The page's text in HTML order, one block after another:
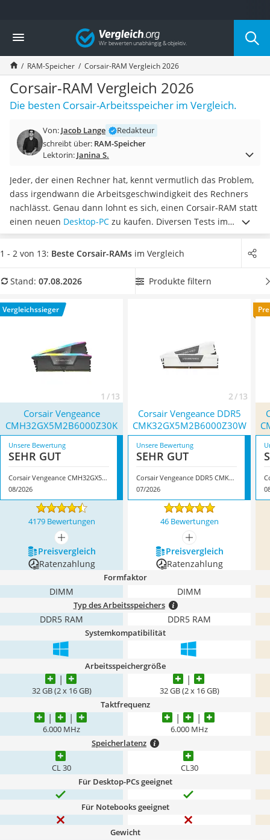
Die beliebtesten Vergleiche nach Kategorie
Elektronik
Powerstation
Monitor 32 Zoll 4K
Fernseher
Drucker
Desktop-PC
Diascanner
Laser-Multifunktionsdrucker
Powerstation mit Solarpanel
Gaming-PC
Soundbar
17-Zoll-Laptop
Satellitenschüssel
Gaming-Headset
Tablets unter 200 Euro
Lichtwecker
Acer Aspire
Vergleich
RAM-Speicher Corsair-RAM Vergleich 2026
Corsair-RAM Vergleich 2026
Die besten Corsair-Arbeitsspeicher im Vergleich.
Von: Jacob Lange
Redakteur
schreibt über: RAM-Speicher
Lektorin: Janina S.
Jeder, der einen Rechner hat, kennt vermutlich das Problem,
dass irgendwann die Arbeitsgeschwindigkeit des Rechners
nachlässt. Genau dann lohnt es sich, einen Corsair-RAM statt
einen neuen Desktop-PC zu kaufen. Diversen Tests im
Internet zufolge können Sie mit einem qualitativen RAM von
Corsairdie Arbeitsgeschwindigkeit Ihres Computers deutlich
einenCorsair-RAM mit großem Arbeitsspeicher, um die
hat uns hier im August 2026 besonders das Modell
Vengeance CMH32GX5M2B6000Z30K
1 - 2 von 13: Beste Corsair-RAMs im Vergleich
Stand: 07.08.2026 Produkte filtern
Vergleichssieger
1 / 13 2 / 13
Corsair Vengeance
CMH32GX5M2B6000Z30K
Corsair Vengeance DDR5
CMK32GX5M2B6000Z30W
Unsere Bewertung
SEHR GUT
Corsair Vengeance CMH32GX5M2B6000Z30K
08/2026
Unsere Bewertung
SEHR GUT
Corsair Vengeance DDR5 CMK32GX5M2B6000Z30W
07/2026
4179 Bewertungen 46 Bewertungen
mehr anzeigen
mehr anzeigen
Preis­vergleich
Preis­vergleich
Ratenzahlung
Ratenzahlung
Formfaktor
DIMM DIMM
Typ des Arbeitsspeichers
DDR5 RAM DDR5 RAM
Systemkompatibilität
Arbeitsspeichergröße
32 GB (2 x 16 GB) 32 GB (2 x 16 GB)
Taktfrequenz
6.000 MHz 6.000 MHz
Speicherlatenz
CL 30 CL30
Für Desktop-PCs geeignet
Für Notebooks geeignet
Gewicht